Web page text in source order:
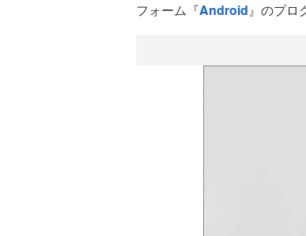
フォーム『Android』のプロ